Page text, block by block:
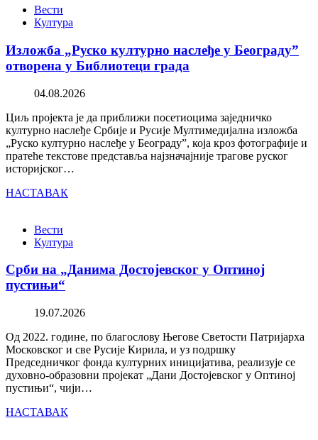
Вести
Култура
Изложба „Руско културно наслеђе у Београду”
отворена у Библиотеци града
04.08.2026
Циљ пројекта је да приближи посетиоцима заједничко
културно наслеђе Србије и Русије Мултимедијална изложба
„Руско културно наслеђе у Београду”, која кроз фотографије и
пратеће текстове представља најзначајније трагове руског
историјског…
НАСТАВАК
Вести
Култура
Срби на „Данима Достојевског у Оптиној
пустињи“
19.07.2026
Од 2022. године, по благослову Његове Светости Патријарха
Московског и све Русије Кирила, и уз подршку
Председничког фонда културних иницијатива, реализује се
духовно-образовни пројекат „Дани Достојевског у Оптиној
пустињи“, чији…
НАСТАВАК